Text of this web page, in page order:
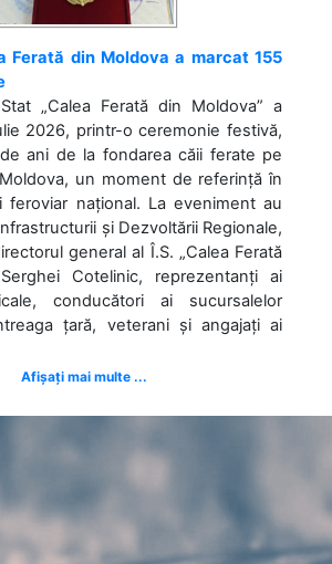
Ferată din Moldova a marcat 155
„Calea Ferată din Moldova” a
2026, printr-o ceremonie festivă,
ani de la fondarea căii ferate pe
un moment de referință în
feroviar național. La eveniment au
și Dezvoltării Regionale,
general al Î.S. „Calea Ferată
Cotelinic, reprezentanți ai
conducători ai sucursalelor
țară, veterani și angajați ai
Afișați mai multe ...